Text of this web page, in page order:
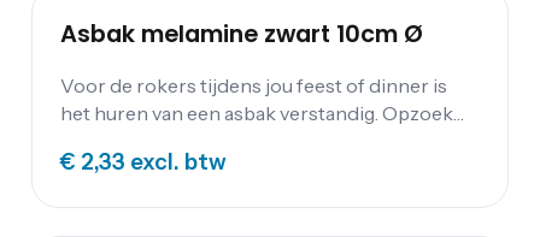
Asbak melamine zwart 10cm Ø
Voor de rokers tijdens jou feest of dinner is
het huren van een asbak verstandig. Opzoek
modellen op voorraad zoals een afvalbak met
€ 2,33 excl. btw